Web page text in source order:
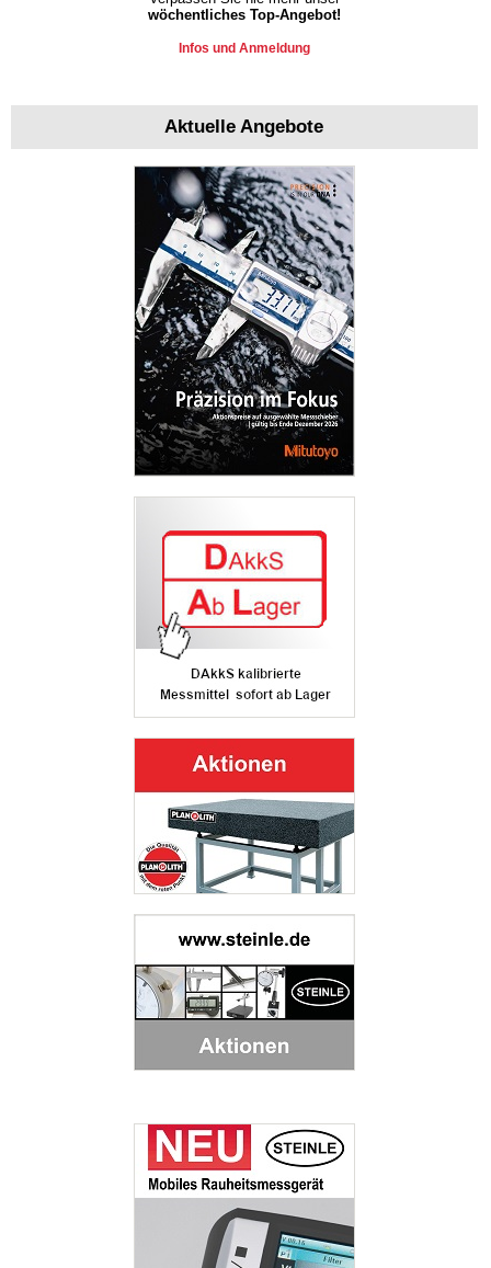
wöchentliches Top-Angebot!
Infos und Anmeldung
Aktuelle Angebote